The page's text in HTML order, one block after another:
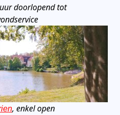
doorlopend tot
, enkel open